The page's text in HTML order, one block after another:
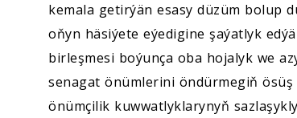
kemala getirýän esasy düzüm bolup
oňyn häsiýete eýedigine şaýatlyk
birleşmesi boýunça oba hojalyk we
senagat önümlerini öndürmegiň
önümçilik kuwwatlyklarynyň